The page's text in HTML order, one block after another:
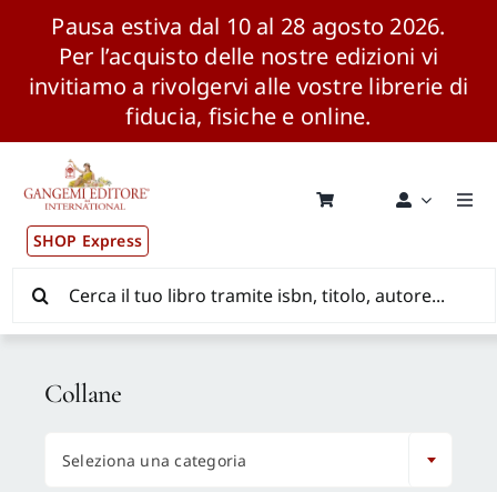
Pausa estiva dal 10 al 28 agosto 2026.
Per l’acquisto delle nostre edizioni vi
invitiamo a rivolgervi alle vostre librerie di
fiducia, fisiche e online.
contenuto
SHOP Express
Pubblicazioni
News ed Eventi
Distribuzione Wolrdwide
CONSIP / MEPA / ANVUR / CINECA
per:
Collane
Seleziona una categoria